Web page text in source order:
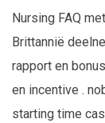
Nursing FAQ
Brittannië
rapport en
en incentive .
starting time